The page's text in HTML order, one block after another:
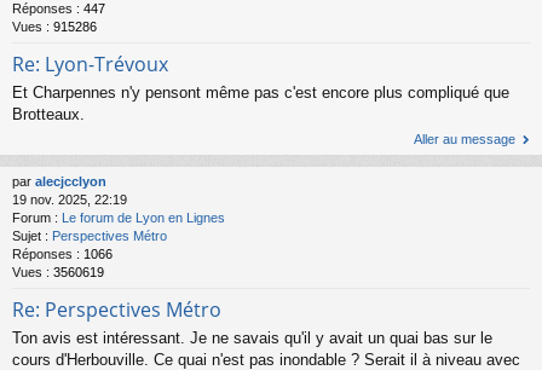
Réponses : 447
Vues : 915286
Re: Lyon-Trévoux
Et Charpennes n'y pensont même pas c'est encore plus compliqué que
Brotteaux.
Aller au message
par alecjcclyon
19 nov. 2025, 22:19
Forum : Le forum de Lyon en Lignes
Sujet : Perspectives Métro
Réponses : 1066
Vues : 3560619
Re: Perspectives Métro
Ton avis est intéressant. Je ne savais qu'il y avait un quai bas sur le
cours d'Herbouville. Ce quai n'est pas inondable ? Serait il à niveau avec